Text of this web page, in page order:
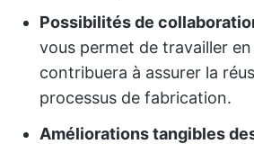
Possibilités de
vous permet de travailler en
contribuera à assurer la
processus de fabrication.
Améliorations tangibles